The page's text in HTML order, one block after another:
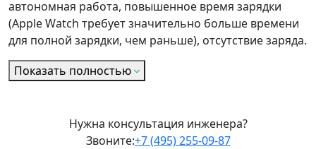
автономная работа, повышенное время зарядки
(Apple Watch требует значительно больше времени
для полной зарядки, чем раньше), отсутствие заряда.
Показать полностью
Нужна консультация инженера?
Звоните:+7 (495) 255-09-87